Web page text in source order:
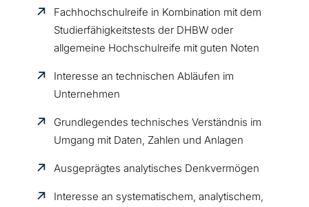
Fachhochschulreife in Kombination mit dem
Studierfähigkeitstests der DHBW oder
allgemeine Hochschulreife mit guten Noten
Interesse an technischen Abläufen im
Unternehmen
Grundlegendes technisches Verständnis im
Umgang mit Daten, Zahlen und Anlagen
Ausgeprägtes analytisches Denkvermögen
Interesse an systematischem, analytischem,